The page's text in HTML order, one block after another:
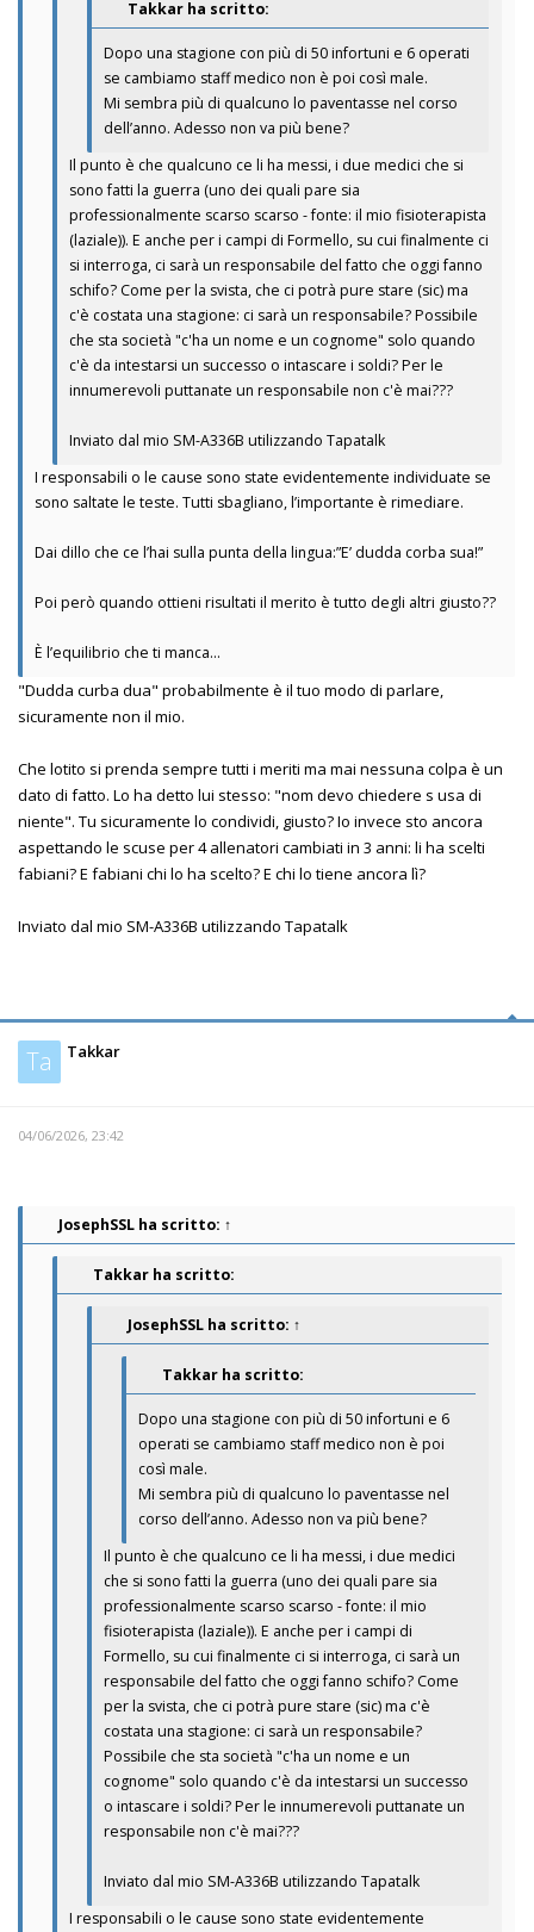
Takkar ha scritto:
Dopo una stagione con più di 50 infortuni e 6 operati
se cambiamo staff medico non è poi così male.
Mi sembra più di qualcuno lo paventasse nel corso
dell’anno. Adesso non va più bene?
Il punto è che qualcuno ce li ha messi, i due medici che si
sono fatti la guerra (uno dei quali pare sia
professionalmente scarso scarso - fonte: il mio fisioterapista
(laziale)). E anche per i campi di Formello, su cui finalmente ci
si interroga, ci sarà un responsabile del fatto che oggi fanno
schifo? Come per la svista, che ci potrà pure stare (sic) ma
c'è costata una stagione: ci sarà un responsabile? Possibile
che sta società "c'ha un nome e un cognome" solo quando
c'è da intestarsi un successo o intascare i soldi? Per le
innumerevoli puttanate un responsabile non c'è mai???
Inviato dal mio SM-A336B utilizzando Tapatalk
I responsabili o le cause sono state evidentemente individuate se
sono saltate le teste. Tutti sbagliano, l’importante è rimediare.
Dai dillo che ce l’hai sulla punta della lingua:”E’ dudda corba sua!”
Poi però quando ottieni risultati il merito è tutto degli altri giusto??
È l’equilibrio che ti manca…
"Dudda curba dua" probabilmente è il tuo modo di parlare,
sicuramente non il mio.
Che lotito si prenda sempre tutti i meriti ma mai nessuna colpa è un
dato di fatto. Lo ha detto lui stesso: "nom devo chiedere s usa di
niente". Tu sicuramente lo condividi, giusto? Io invece sto ancora
aspettando le scuse per 4 allenatori cambiati in 3 anni: li ha scelti
fabiani? E fabiani chi lo ha scelto? E chi lo tiene ancora lì?
Inviato dal mio SM-A336B utilizzando Tapatalk
Ta Takkar
04/06/2026, 23:42
JosephSSL ha scritto: ↑
Takkar ha scritto:
JosephSSL ha scritto: ↑
Takkar ha scritto:
Dopo una stagione con più di 50 infortuni e 6
operati se cambiamo staff medico non è poi
così male.
Mi sembra più di qualcuno lo paventasse nel
corso dell’anno. Adesso non va più bene?
Il punto è che qualcuno ce li ha messi, i due medici
che si sono fatti la guerra (uno dei quali pare sia
professionalmente scarso scarso - fonte: il mio
fisioterapista (laziale)). E anche per i campi di
Formello, su cui finalmente ci si interroga, ci sarà un
responsabile del fatto che oggi fanno schifo? Come
per la svista, che ci potrà pure stare (sic) ma c'è
costata una stagione: ci sarà un responsabile?
Possibile che sta società "c'ha un nome e un
cognome" solo quando c'è da intestarsi un successo
o intascare i soldi? Per le innumerevoli puttanate un
responsabile non c'è mai???
Inviato dal mio SM-A336B utilizzando Tapatalk
I responsabili o le cause sono state evidentemente